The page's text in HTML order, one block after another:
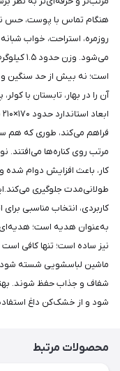
هنگام تماس با پوست، حس
روزمره، استراحت، خواب
می‌شود.
است؛ نه بیش از حد سنگین و
آن را در بهار، تابستان با
فراهم می‌کند، طوری که
مرتب روی کناره‌ها می‌افتند.
کار، باعث افزایش دوام
طولانی‌مدت جلوگیری
کاربردی، انتخاب مناسبی
به‌عنوان هدیه است؛
ماشین لباسشویی شسته شود
شفاف و جذاب حفظ شوند.
شود و از خشک‌کن داغ
محصولات مرتبط